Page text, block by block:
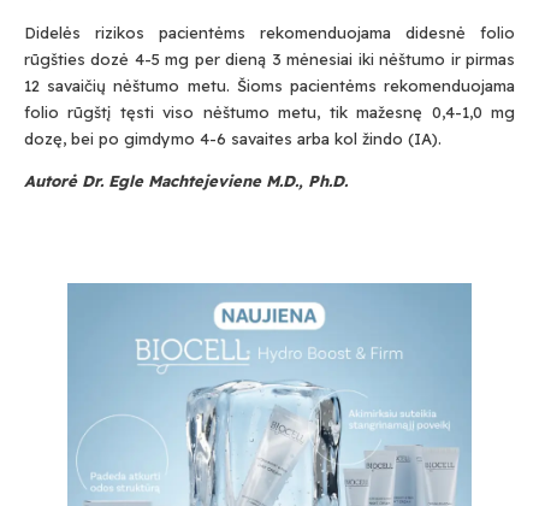
Didelės rizikos pacientėms rekomenduojama didesnė folio
rūgšties dozė 4-5 mg per dieną 3 mėnesiai iki nėštumo ir pirmas
12 savaičių nėštumo metu. Šioms pacientėms rekomenduojama
folio rūgštį tęsti viso nėštumo metu, tik mažesnę 0,4-1,0 mg
dozę, bei po gimdymo 4-6 savaites arba kol žindo (IA).
Autorė Dr. Egle Machtejeviene M.D., Ph.D.